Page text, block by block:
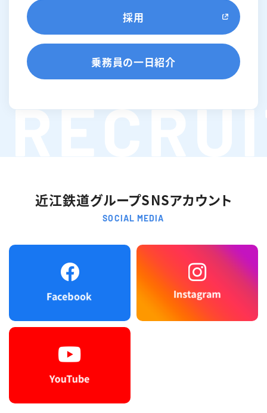
採用
乗務員の一日紹介
近江鉄道グループSNSアカウント
SOCIAL MEDIA